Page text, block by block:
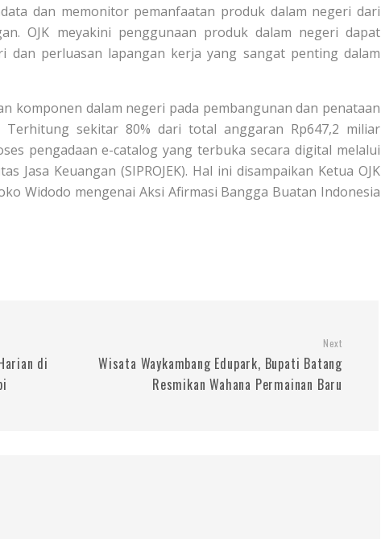
dan memonitor pemanfaatan produk dalam negeri dari
OJK meyakini penggunaan produk dalam negeri dapat
dan perluasan lapangan kerja yang sangat penting dalam
komponen dalam negeri pada pembangunan dan penataan
sekitar 80% dari total anggaran Rp647,2 miliar
pengadaan e-catalog yang terbuka secara digital melalui
Jasa Keuangan (SIPROJEK). Hal ini disampaikan Ketua OJK
Widodo mengenai Aksi Afirmasi Bangga Buatan Indonesia
di
Next
Wisata Waykambang Edupark, Bupati Batang
Resmikan Wahana Permainan Baru